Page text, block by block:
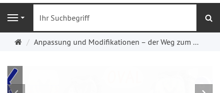
Navigation
Startseite
Anpassung und Modifikationen – der Weg zum ...